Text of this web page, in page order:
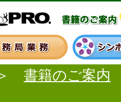
書籍のご案内